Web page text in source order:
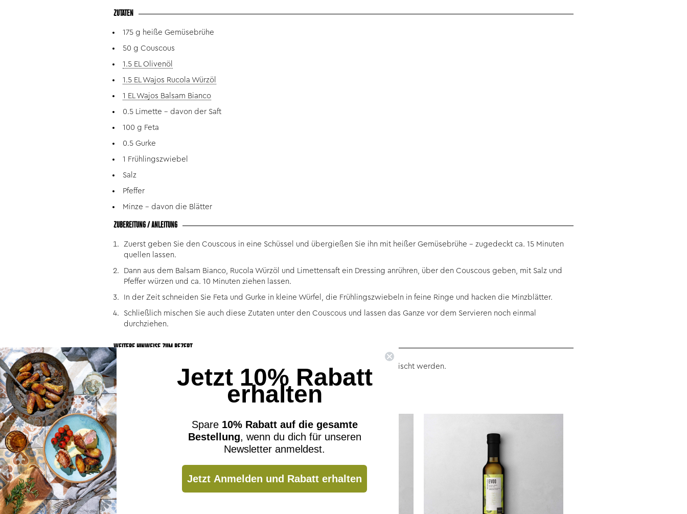
ZUTATEN
175 g heiße Gemüsebrühe
50 g Couscous
1.5 EL Olivenöl
1.5 EL Wajos Rucola Würzöl
1 EL Wajos Balsam Bianco
0.5 Limette - davon der Saft
100 g Feta
0.5 Gurke
1 Frühlingszwiebel
Salz
Pfeffer
Minze - davon die Blätter
ZUBEREITUNG / ANLEITUNG
Zuerst geben Sie den Couscous in eine Schüssel und übergießen Sie ihn mit heißer Gemüsebrühe – zugedeckt ca. 15 Minuten
quellen lassen.
Dann aus dem Balsam Bianco, Rucola Würzöl und Limettensaft ein Dressing anrühren, über den Couscous geben, mit Salz und
Pfeffer würzen und ca. 10 Minuten ziehen lassen.
In der Zeit schneiden Sie Feta und Gurke in kleine Würfel, die Frühlingszwiebeln in feine Ringe und hacken die Minzblätter.
Schließlich mischen Sie auch diese Zutaten unter den Couscous und lassen das Ganze vor dem Servieren noch einmal
durchziehen.
WEITERE HINWEISE ZUM REZEPT
Unser Tipp: Nach Geschmack können auch noch ein paar Blätter Rucola untergemischt werden.
Die hier verwendeten Wajos-Produkte sind:
Jetzt 10% Rabatt
erhalten
Spare 10% Rabatt auf die gesamte
Bestellung, wenn du dich für unseren
Newsletter anmeldest.
Jetzt Anmelden und Rabatt erhalten